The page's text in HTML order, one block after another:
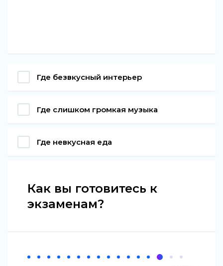
Где безвкусный интерьер
Где слишком громкая музыка
Где невкусная еда
Как вы готовитесь к
экзаменам?